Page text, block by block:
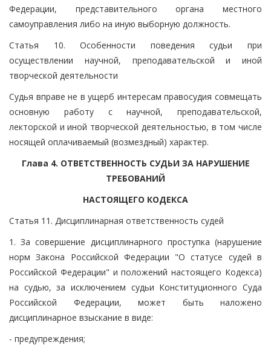
Федерации, представительного органа местного
самоуправления либо на иную выборную должность.
Статья 10. Особенности поведения судьи при
осуществлении научной, преподавательской и иной
творческой деятельности
Судья вправе не в ущерб интересам правосудия совмещать
основную работу с научной, преподавательской,
лекторской и иной творческой деятельностью, в том числе
носящей оплачиваемый (возмездный) характер.
Глава 4. ОТВЕТСТВЕННОСТЬ СУДЬИ ЗА НАРУШЕНИЕ
ТРЕБОВАНИЙ
НАСТОЯЩЕГО КОДЕКСА
Статья 11. Дисциплинарная ответственность судей
1. За совершение дисциплинарного проступка (нарушение
норм Закона Российской Федерации "О статусе судей в
Российской Федерации" и положений настоящего Кодекса)
на судью, за исключением судьи Конституционного Суда
Российской Федерации, может быть наложено
дисциплинарное взыскание в виде:
- предупреждения;